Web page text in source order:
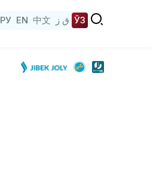
РУ EN 中文 ق ز ЎЗ